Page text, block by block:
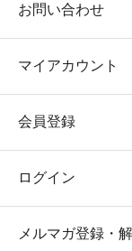
お問い合わせ
マイアカウント
会員登録
ログイン
メルマガ登録・